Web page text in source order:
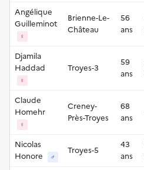
Angélique
Guilleminot
♀
Brienne-Le-
Château
56
ans
Djamila
Haddad
♀
Troyes-3
59
ans
Claude
Homehr
♀
Creney-
Près-Troyes
68
ans
Nicolas
Honore
♂
Troyes-5
43
ans